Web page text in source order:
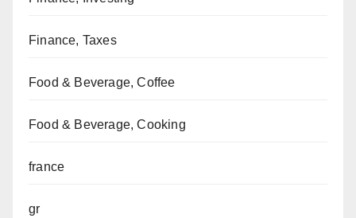
Finance, Taxes
Food & Beverage, Coffee
Food & Beverage, Cooking
france
gr